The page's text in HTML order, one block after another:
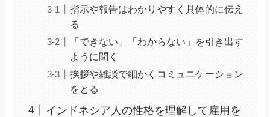
指示や報告はわかりやすく具体的に伝え
る
「できない」「わからない」を引き出す
ように聞く
挨拶や雑談で細かくコミュニケーション
をとる
インドネシア人の性格を理解して雇用を